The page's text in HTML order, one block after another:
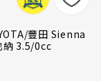
豐田 Sienna
納 3.5/0cc